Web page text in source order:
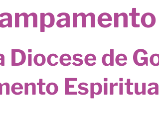
Diocese de